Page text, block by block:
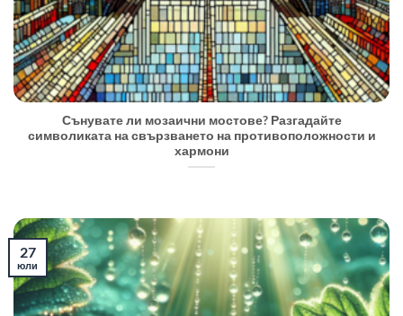
Сънувате ли мозаични мостове? Разгадайте
символиката на свързването на противоположности и
хармони
27
юли